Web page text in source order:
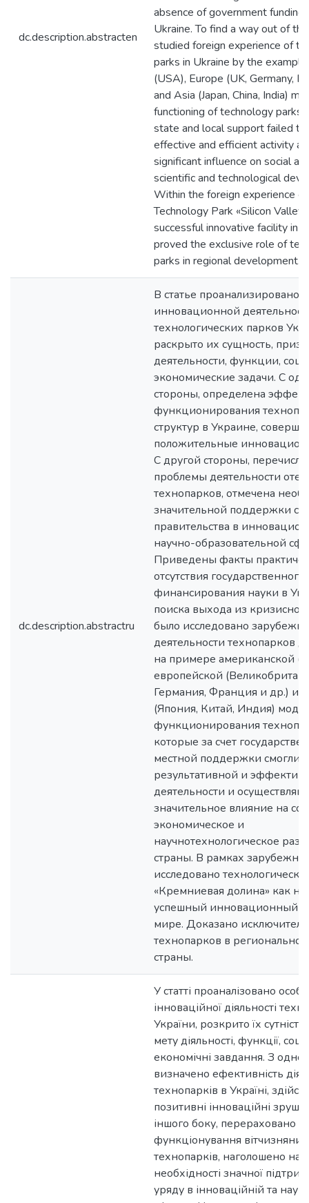
dc.description.abstracten
absence of government funding
Ukraine. To find a way out of
studied foreign experience of
parks in Ukraine by the
(USA), Europe (UK, Germany,
and Asia (Japan, China, India)
functioning of technology parks,
state and local support failed to
effective and efficient activity
significant influence on social
scientific and technological
Within the foreign experience
Technology Park «Silicon
successful innovative facility in
proved the exclusive role of
parks in regional development.
dc.description.abstractru
В статье проанализировано
инновационной
технологических парков
раскрыто их сущность,
деятельности, функции,
экономические задачи. С
стороны, определена
функционирования
структур в Украине,
положительные
С другой стороны,
проблемы деятельности
технопарков, отмечена
значительной поддержки со
правительства в
научно-образовательной
Приведены факты
отсутствия государственного
финансирования науки в
поиска выхода из
было исследовано
деятельности технопарков
на примере американской
европейской
Германия, Франция и др.) и
(Япония, Китай, Индия)
функционирования
которые за счет
местной поддержки смогли
результативной и
деятельности и
значительное влияние на
экономическое и
научнотехнологическое
страны. В рамках
исследовано
«Кремниевая долина» как
успешный инновационный
мире. Доказано
технопарков в
страны.
У статті проаналізовано
інноваційної діяльності
України, розкрито їх
мету діяльності, функції,
економічні завдання. З
визначено ефективність
технопарків в Україні,
позитивні інноваційні
іншого боку, перераховано
функціонування вітчизняних
технопарків, наголошено на
необхідності значної
уряду в інноваційній та